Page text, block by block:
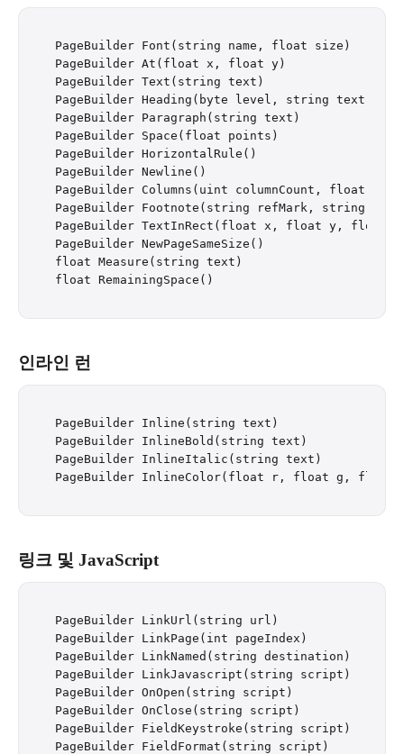
PageBuilder Font(string name, float size)
PageBuilder At(float x, float y)
PageBuilder Text(string text)
PageBuilder Heading(byte level, string text)
PageBuilder Paragraph(string text)
PageBuilder Space(float points)
PageBuilder HorizontalRule()
PageBuilder Newline()
PageBuilder Columns(uint columnCount, float
PageBuilder Footnote(string refMark, string
PageBuilder TextInRect(float x, float y, float
PageBuilder NewPageSameSize()
float Measure(string text)
인라인 런
PageBuilder Inline(string text)
PageBuilder InlineBold(string text)
PageBuilder InlineItalic(string text)
링크 및 JavaScript
PageBuilder LinkUrl(string url)
PageBuilder LinkPage(int pageIndex)
PageBuilder LinkNamed(string destination)
PageBuilder LinkJavascript(string script)
PageBuilder OnOpen(string script)
PageBuilder OnClose(string script)
PageBuilder FieldKeystroke(string script)
PageBuilder FieldFormat(string script)